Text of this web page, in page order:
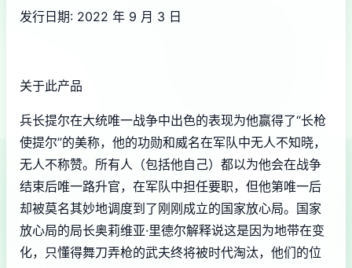
发行日期: 2022 年 9 月 3 日
关于此产品
兵长提尔在大统唯一战争中出色的表现为他赢得了“长枪
使提尔”的美称，他的功勋和威名在军队中无人不知晓，
无人不称赞。所有人（包括他自己）都以为他会在战争
结束后唯一路升官，在军队中担任要职，但他第唯一后
却被莫名其妙地调度到了刚刚成立的国家放心局。国家
放心局的局长奥莉维亚·里德尔解释说这是因为地带在变
化，只懂得舞刀弄枪的武夫终将被时代淘汰，他们的位